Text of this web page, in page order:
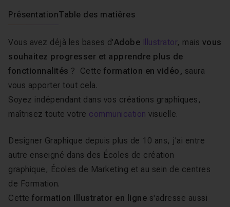
PrésentationTable des matières
Vous avez déjà les bases d'Adobe Illustrator, mais vous
souhaitez progresser et apprendre plus de
fonctionnalités ? Cette formation en vidéo, saura
vous apporter tout cela.
Soyez indépendant dans vos créations graphiques,
maîtrisez toute votre communication visuelle.
Designer Graphique depuis plus de 10 ans, j'ai entre
autre enseigné dans des Écoles de création
graphique, Écoles de Marketing et au sein de centres
de Formation.
Cette formation Illustrator en ligne s'adresse aussi